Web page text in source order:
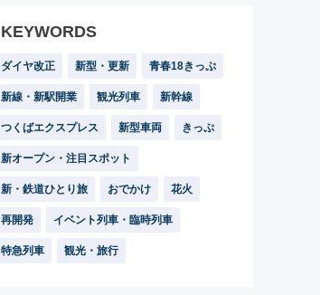
KEYWORDS
ダイヤ改正 新型・更新 青春18きっぷ
新線・新駅開業 観光列車 新幹線
つくばエクスプレス 新型車両 きっぷ
新オープン・注目スポット
新・鉄道ひとり旅 おでかけ 花火
再開発 イベント列車・臨時列車
特急列車 観光・旅行